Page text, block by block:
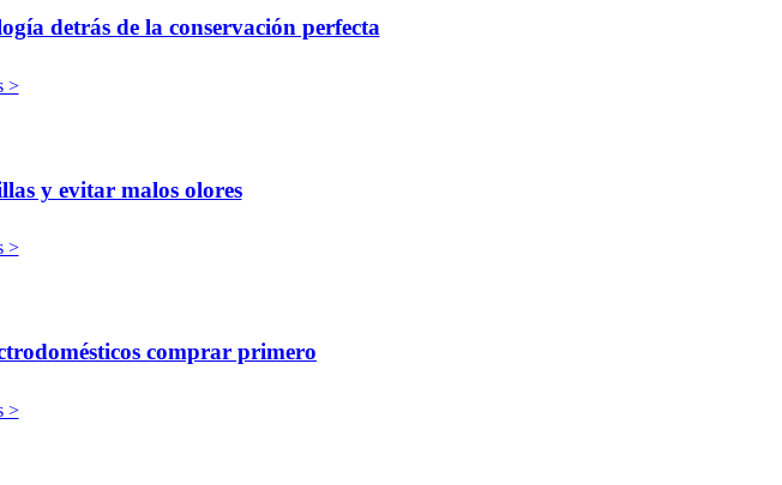
detrás de la conservación perfecta
>
y evitar malos olores
>
comprar primero
>